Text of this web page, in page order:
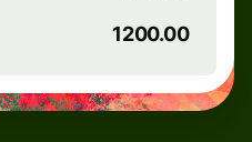
1200.00